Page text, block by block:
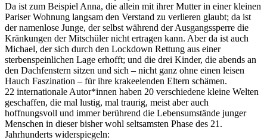
Da ist zum Beispiel Anna, die allein mit ihrer Mutter in einer kleinen
Pariser Wohnung langsam den Verstand zu verlieren glaubt; da ist
der namenlose Junge, der selbst während der Ausgangssperre die
Kränkungen der Mitschüler nicht ertragen kann. Aber da ist auch
Michael, der sich durch den Lockdown Rettung aus einer
sterbenspeinlichen Lage erhofft; und die drei Kinder, die abends an
den Dachfenstern sitzen und sich – nicht ganz ohne einen leisen
Hauch Faszination – für ihre krakeelenden Eltern schämen.
22 internationale Autor*innen haben 20 verschiedene kleine Welten
geschaffen, die mal lustig, mal traurig, meist aber auch
hoffnungsvoll und immer berührend die Lebensumstände junger
Menschen in dieser bisher wohl seltsamsten Phase des 21.
Jahrhunderts widerspiegeln: